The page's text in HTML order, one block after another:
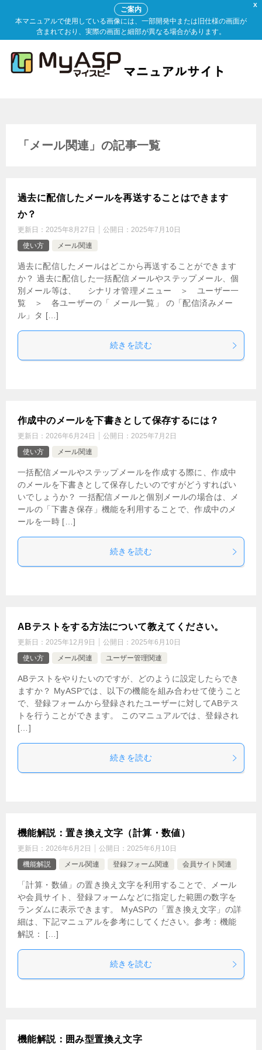
X
ご案内
本マニュアルで使用している画像には、一部開発中または旧仕様の画面が
含まれており、実際の画面と細部が異なる場合があります。
「メール関連」の記事一覧
過去に配信したメールを再送することはできます
か？
更新日： 2025年8月27日 公開日： 2025年7月10日
使い方
メール関連
過去に配信したメールはどこから再送することができます
か？ 過去に配信した一括配信メールやステップメール、個
別メール等は、 シナリオ管理メニュー ＞ ユーザー一
覧 ＞ 各ユーザーの「 メール一覧」 の「配信済みメー
ル」タ […]
続きを読む
作成中のメールを下書きとして保存するには？
更新日： 2026年6月24日 公開日： 2025年7月2日
使い方
メール関連
一括配信メールやステップメールを作成する際に、作成中
のメールを下書きとして保存したいのですがどうすればい
いでしょうか？ 一括配信メールと個別メールの場合は、メ
ールの「下書き保存」機能を利用することで、作成中のメ
ールを一時 […]
続きを読む
ABテストをする方法について教えてください。
更新日： 2025年12月9日 公開日： 2025年6月10日
使い方
メール関連 ユーザー管理関連
ABテストをやりたいのですが、どのように設定したらでき
ますか？ MyASPでは、以下の機能を組み合わせて使うこと
で、登録フォームから登録されたユーザーに対してABテス
トを行うことができます。 このマニュアルでは、登録され
[…]
続きを読む
機能解説：置き換え文字（計算・数値）
更新日： 2026年6月2日 公開日： 2025年6月10日
機能解説
メール関連 登録フォーム関連 会員サイト関連
「計算・数値」の置き換え文字を利用することで、メール
や会員サイト、登録フォームなどに指定した範囲の数字を
ランダムに表示できます。 MyASPの「置き換え文字」の詳
細は、下記マニュアルを参考にしてください。参考：機能
解説： […]
続きを読む
機能解説：囲み型置換え文字